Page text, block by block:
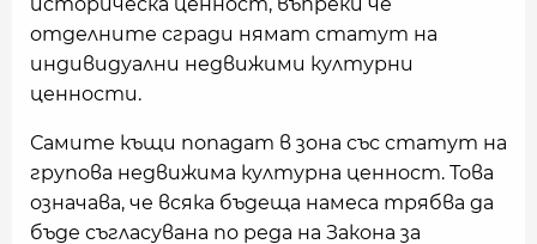
отделните сгради нямат статут на
индивидуални недвижими културни
ценности.
Самите къщи попадат в зона със статут на
групова недвижима културна ценност. Това
означава, че всяка бъдеща намеса трябва да
бъде съгласувана по реда на Закона за